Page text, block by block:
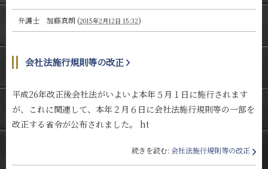
弁護士 加藤真朗 (2015年2月12日 15:32)
会社法施行規則等の改正
平成26年改正後会社法がいよいよ本年５月１日に施行されます
が、これに関連して、本年２月６日に会社法施行規則等の一部を
改正する省令が公布されました。 ht
続きを読む: 会社法施行規則等の改正